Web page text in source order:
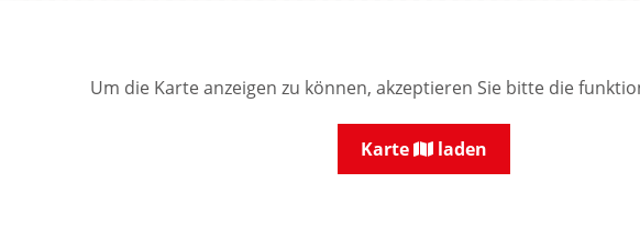
Um die Karte anzeigen zu können, akzeptieren Sie bitte die
Karte laden